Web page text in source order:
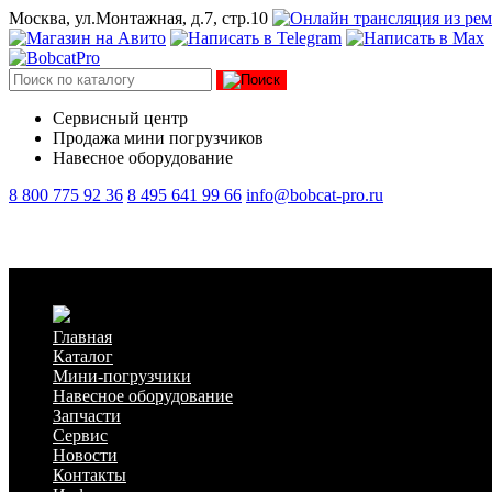
Москва, ул.Монтажная, д.7, стр.10
Сервисный центр
Продажа мини погрузчиков
Навесное оборудование
8 800 775 92 36 8 495 641 99 66 info@bobcat-pro.ru
Главная
Каталог
Мини-погрузчики
Навесное оборудование
Запчасти
Сервис
Новости
Контакты